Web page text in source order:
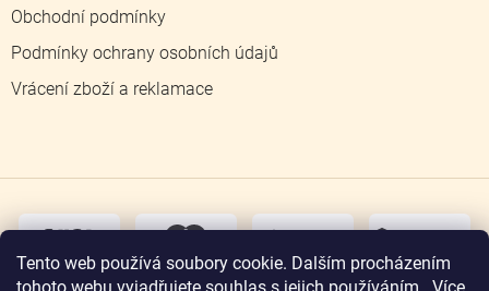
Tento web používá soubory cookie. Dalším procházením
Obchodní podmínky
Podmínky ochrany osobních údajů
Vrácení zboží a reklamace